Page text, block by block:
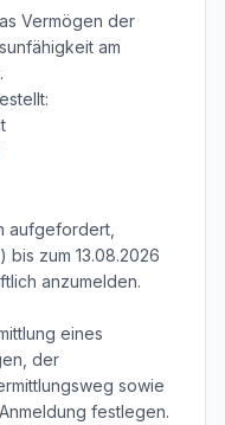
Vermögen der
am
aufgefordert,
zum 13.08.2026
anzumelden.
eines
der
sowie
festlegen.